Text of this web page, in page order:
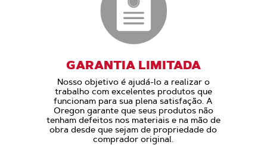
GARANTIA LIMITADA
Nosso objetivo é ajudá-lo a realizar o
trabalho com excelentes produtos que
funcionam para sua plena satisfação. A
Oregon garante que seus produtos não
tenham defeitos nos materiais e na mão de
obra desde que sejam de propriedade do
comprador original.